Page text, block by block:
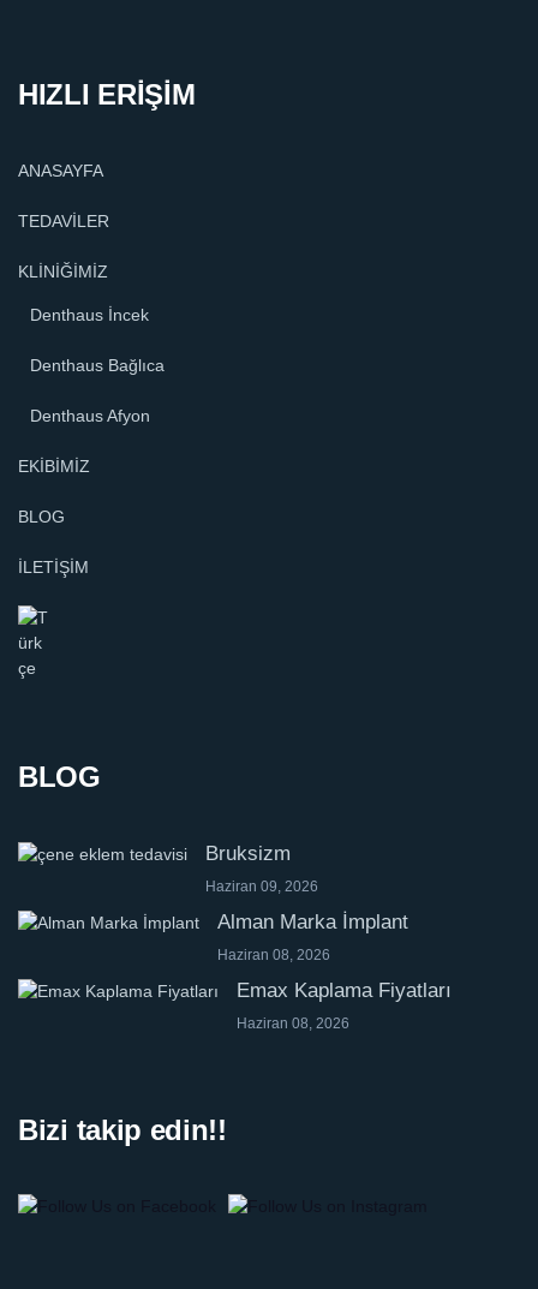
HIZLI ERİŞİM
ANASAYFA
TEDAVİLER
KLİNİĞİMİZ
Denthaus İncek
Denthaus Bağlıca
Denthaus Afyon
EKİBİMİZ
BLOG
İLETİŞİM
BLOG
Bruksizm
Haziran 09, 2026
Alman Marka İmplant
Haziran 08, 2026
Emax Kaplama Fiyatları
Haziran 08, 2026
Bizi takip edin!!